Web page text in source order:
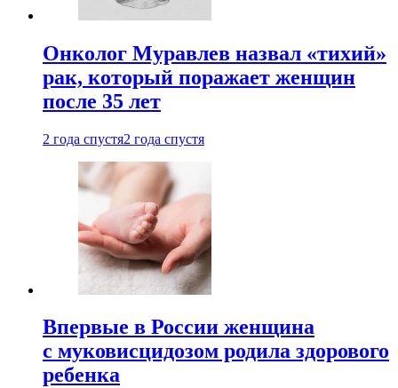
Онколог Муравлев назвал «тихий»
рак, который поражает женщин
после 35 лет
2 года спустя2 года спустя
Впервые в России женщина
с муковисцидозом родила здорового
ребенка